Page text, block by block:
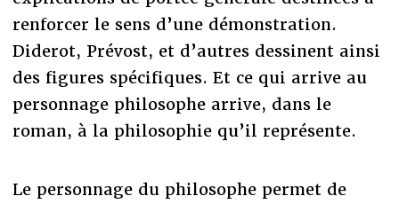
renforcer le sens d’une démonstration.
Diderot, Prévost, et d’autres dessinent ainsi
des figures spécifiques. Et ce qui arrive au
personnage philosophe arrive, dans le
roman, à la philosophie qu’il représente.
Le personnage du philosophe permet de